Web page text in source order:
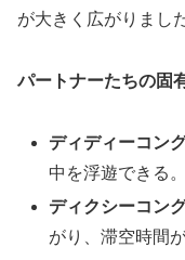
が大きく広がりまし
パートナーたちの固
ディディーコン
中を浮遊できる。
ディクシーコング
がり、滞空時間が